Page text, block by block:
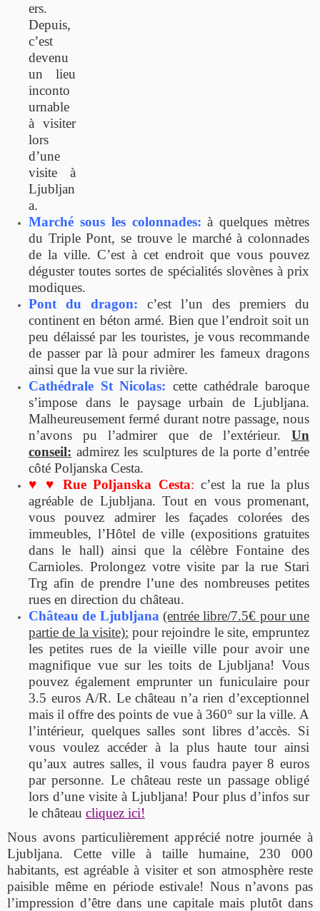
ers.
Depuis,
c’est
devenu
un lieu
inconto
urnable
à visiter
lors
d’une
visite à
Ljubljan
a.
Marché sous les colonnades: à quelques mètres
du Triple Pont, se trouvele marché à colonnades
de la ville. C’est à cet endroit que vous pouvez
déguster toutes sortes de spécialités slovènes à prix
modiques.
Pont du dragon: c’est l’un des premiers du
continent en béton armé. Bien que l’endroit soit un
peu délaissé par les touristes, je vous recommande
de passer par là pour admirer les fameux dragons
ainsi que la vue sur la rivière.
Cathédrale St Nicolas: cette cathédrale baroque
s’impose dans le paysage urbain de Ljubljana.
Malheureusement fermé durant notre passage, nous
n’avons pu l’admirer que de l’extérieur. Un
conseil: admirez les sculptures de la porte d’entrée
côté Poljanska Cesta.
♥ ♥Rue Poljanska Cesta: c’est la rue la plus
agréable de Ljubljana. Tout en vous promenant,
vous pouvez admirer les façades colorées des
immeubles, l’Hôtel de ville (expositions gratuites
dans le hall) ainsi que la célèbre Fontaine des
Carnioles. Prolongez votre visite par la rue Stari
Trg afin de prendre l’une des nombreuses petites
rues en direction du château.
Château de Ljubljana (entrée libre/7.5€ pour une
partie de la visite): pour rejoindre le site, empruntez
les petites rues de la vieille ville pour avoir une
magnifique vue sur les toits de Ljubljana! Vous
pouvez également emprunter un funiculaire pour
3.5 euros A/R. Le château n’a rien d’exceptionnel
mais il offre des points de vue à 360° sur la ville. A
l’intérieur, quelques salles sont libres d’accès. Si
vous voulez accéder à la plus haute tour ainsi
qu’aux autres salles, il vous faudra payer 8 euros
par personne. Le château reste un passage obligé
lors d’une visite à Ljubljana! Pour plus d’infos sur
le château cliquez ici!
Nous avons particulièrement apprécié notre journée à
Ljubljana. Cette ville à taille humaine, 230 000
habitants, est agréable à visiter et son atmosphère reste
paisible même en période estivale! Nous n’avons pas
l’impression d’être dans une capitale mais plutôt dans